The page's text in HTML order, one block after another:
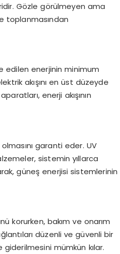
Gözle görülmeyen ama
toplanmasından
edilen enerjinin minimum
akışını en üst düzeyde
enerji akışının
garanti eder. UV
sistemin yıllarca
güneş enerjisi sistemlerinin
korurken, bakım ve onarım
düzenli ve güvenli bir
giderilmesini mümkün kılar.